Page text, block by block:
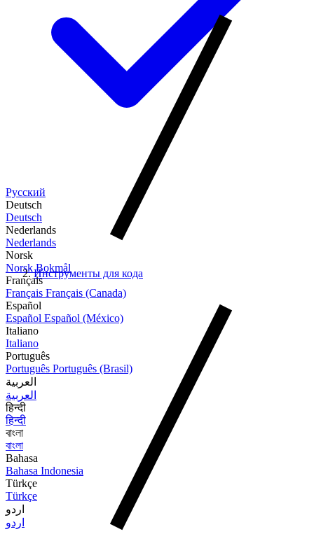
Русский
Deutsch
Deutsch
Nederlands
Nederlands
Norsk
Norsk Bokmål
Français
Français Français (Canada)
Español
Español Español (México)
Italiano
Italiano
Português
Português Português (Brasil)
العربية
العربية
हिन्दी
हिन्दी
বাংলা
বাংলা
Bahasa
Bahasa Indonesia
Türkçe
Türkçe
اردو
اردو
Инструменты для кода